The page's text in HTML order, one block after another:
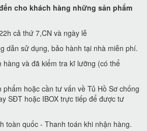
cho khách hàng những sản phẩm
cả thứ 7,CN và ngày lễ
dẫn sử dụng, bảo hành tại nhà miễn phí.
và đã kiểm tra kĩ lưỡng (có thể
hoặc cần tư vấn về Tủ Hồ Sơ chống
SĐT hoặc IBOX trực tiếp để được tư
toàn quốc - Thanh toán khi nhận hàng.